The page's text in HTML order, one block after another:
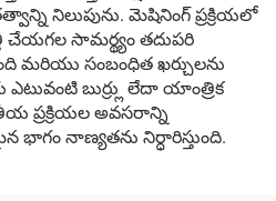
నిలుపును. మెషినింగ్ ప్రక్రియలో
చేయగల సామర్థ్యం తదుపరి
మరియు సంబంధిత ఖర్చులను
ఎటువంటి బుర్ర్లు లేదా యాంత్రిక
ప్రక్రియల అవసరాన్ని
భాగం నాణ్యతను నిర్ధారిస్తుంది.